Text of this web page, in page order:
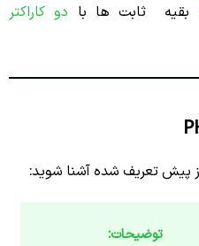
بقیه ثابت ها با دو کاراکتر
پیش تعریف شده آشنا شوید:
توضیحات: